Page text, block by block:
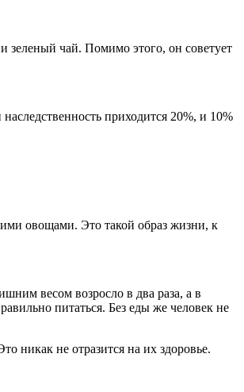
и зеленый чай. Помимо этого, он советует
приходится 20%, и 10%
овощами. Это такой образ жизни, к
весом возросло в два раза, а в
питаться. Без еды же человек не
никак не отразится на их здоровье.